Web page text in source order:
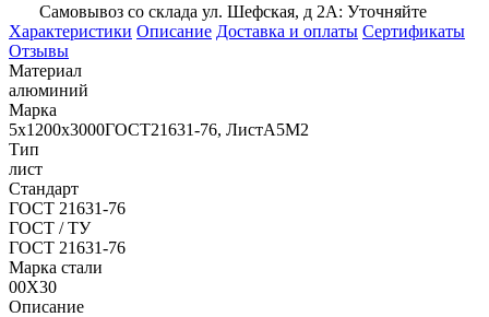
Самовывоз со склада ул. Шефская, д 2А: Уточняйте
Характеристики Описание Доставка и оплаты Сертификаты
Отзывы
Материал
алюминий
Марка
5х1200х3000ГОСТ21631-76, ЛистА5М2
Тип
лист
Стандарт
ГОСТ 21631-76
ГОСТ / ТУ
ГОСТ 21631-76
Марка стали
00Х30
Описание